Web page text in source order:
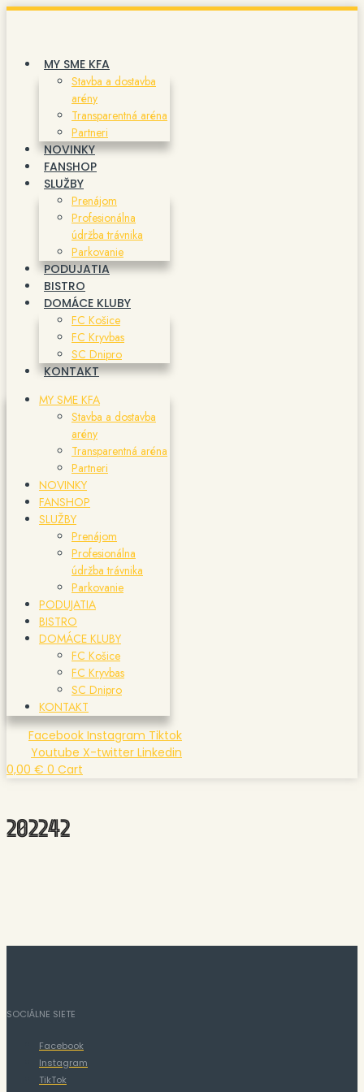
Preskočiť
MY SME KFA
Stavba a dostavba
arény
Transparentná aréna
Partneri
NOVINKY
FANSHOP
SLUŽBY
Prenájom
Profesionálna
údržba trávnika
Parkovanie
PODUJATIA
BISTRO
DOMÁCE KLUBY
FC Košice
FC Kryvbas
SC Dnipro
KONTAKT
MY SME KFA
Stavba a dostavba
arény
Transparentná aréna
Partneri
NOVINKY
FANSHOP
SLUŽBY
Prenájom
Profesionálna
údržba trávnika
Parkovanie
PODUJATIA
BISTRO
DOMÁCE KLUBY
FC Košice
FC Kryvbas
SC Dnipro
KONTAKT
Facebook Instagram Tiktok
Youtube X-twitter Linkedin
0,00 € 0 Cart
202242
SOCIÁLNE SIETE
Facebook
Instagram
TikTok